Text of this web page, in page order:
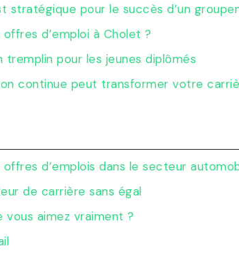
stratégique pour le succès d’un
d’emploi à Cholet ?
tremplin pour les jeunes diplômés
continue peut transformer votre
d’emplois dans le secteur
de carrière sans égal
aimez vraiment ?